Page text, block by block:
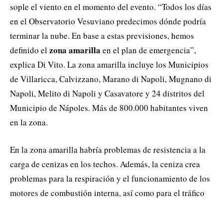
sople el viento en el momento del evento. “Todos los días
en el Observatorio Vesuviano predecimos dónde podría
terminar la nube. En base a estas previsiones, hemos
definido elzona amarilla en el plan de emergencia”,
explica Di Vito. La zona amarilla incluye los Municipios
de Villaricca, Calvizzano, Marano di Napoli, Mugnano di
Napoli, Melito di Napoli y Casavatore y 24 distritos del
Municipio de Nápoles. Más de 800.000 habitantes viven
en la zona.
En la zona amarilla habría problemas de resistencia a la
carga de cenizas en los techos. Además, la ceniza crea
problemas para la respiración y el funcionamiento de los
motores de combustión interna, así como para el tráfico